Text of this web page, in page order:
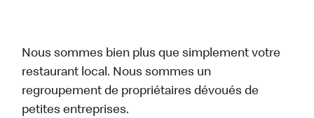
Nous sommes bien plus que simplement votre
restaurant local. Nous sommes un
regroupement de propriétaires dévoués de
petites entreprises.